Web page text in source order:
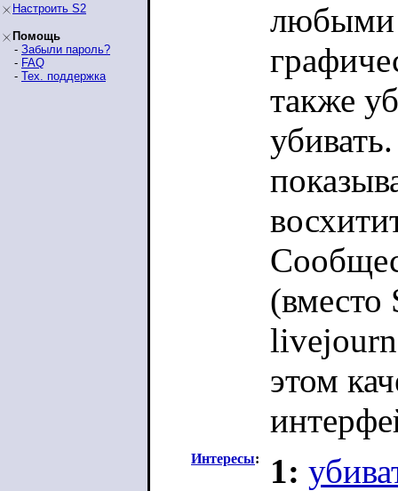
Настроить S2
Помощь
- Забыли пароль?
- FAQ
- Тех. поддержка
любыми
также
(вместо
этом
Интересы: 1: